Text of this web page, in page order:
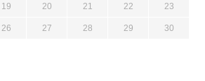
19 20 21 22 23
26 27 28 29 30